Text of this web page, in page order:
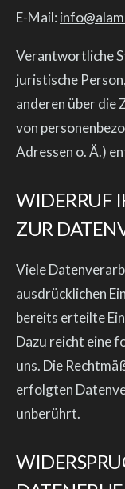
E-Mail:
Verantwortliche
juristische
anderen über die
von
Adressen o. Ä.)
WIDERRUF
ZUR
Viele
ausdrücklichen
bereits erteilte
Dazu reicht eine
uns. Die
erfolgten
unberührt.